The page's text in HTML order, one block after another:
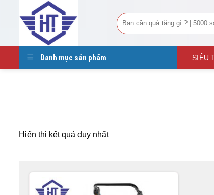
Tìm
kiếm:
Danh mục sản phẩm SIÊU
Hiển thị kết quả duy nhất